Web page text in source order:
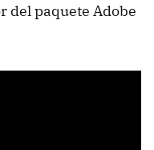
del paquete Adobe